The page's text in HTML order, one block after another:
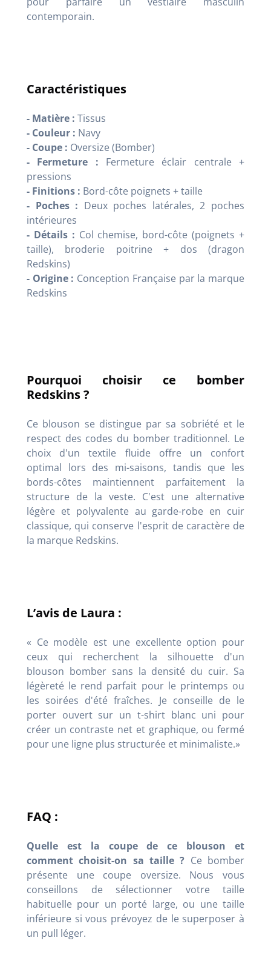
contemporain.
Caractéristiques
- Matière : Tissus
- Couleur : Navy
- Coupe : Oversize (Bomber)
- Fermeture : Fermeture éclair centrale +
pressions
- Finitions : Bord-côte poignets + taille
- Poches : Deux poches latérales, 2 poches
intérieures
- Détails : Col chemise, bord-côte (poignets +
taille), broderie poitrine + dos (dragon
Redskins)
- Origine : Conception Française par la marque
Redskins
Pourquoi choisir ce bomber
Redskins ?
Ce blouson se distingue par sa sobriété et le
respect des codes du bomber traditionnel. Le
choix d'un textile fluide offre un confort
optimal lors des mi-saisons, tandis que les
bords-côtes maintiennent parfaitement la
structure de la veste. C'est une alternative
légère et polyvalente au garde-robe en cuir
classique, qui conserve l'esprit de caractère de
la marque Redskins.
L’avis de Laura :
« Ce modèle est une excellente option pour
ceux qui recherchent la silhouette d'un
blouson bomber sans la densité du cuir. Sa
légèreté le rend parfait pour le printemps ou
les soirées d'été fraîches. Je conseille de le
porter ouvert sur un t-shirt blanc uni pour
créer un contraste net et graphique, ou fermé
pour une ligne plus structurée et minimaliste.»
FAQ :
Quelle est la coupe de ce blouson et
comment choisit-on sa taille ? Ce bomber
présente une coupe oversize. Nous vous
conseillons de sélectionner votre taille
habituelle pour un porté large, ou une taille
inférieure si vous prévoyez de le superposer à
un pull léger.